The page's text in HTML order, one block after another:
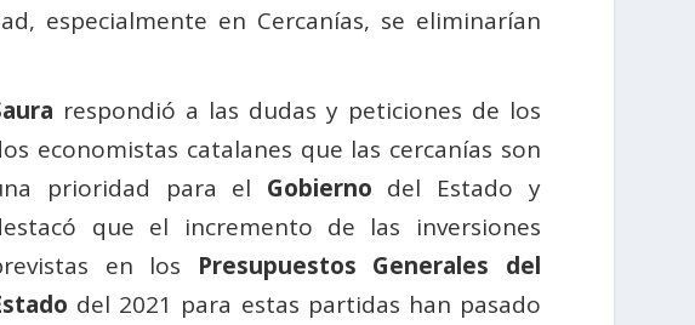
especialmente en Cercanías, se eliminarían
respondió a las dudas y peticiones de los
economistas catalanes que las cercanías son
prioridad para el Gobierno del Estado y
que el incremento de las inversiones
en los Presupuestos Generales del
del 2021 para estas partidas han pasado